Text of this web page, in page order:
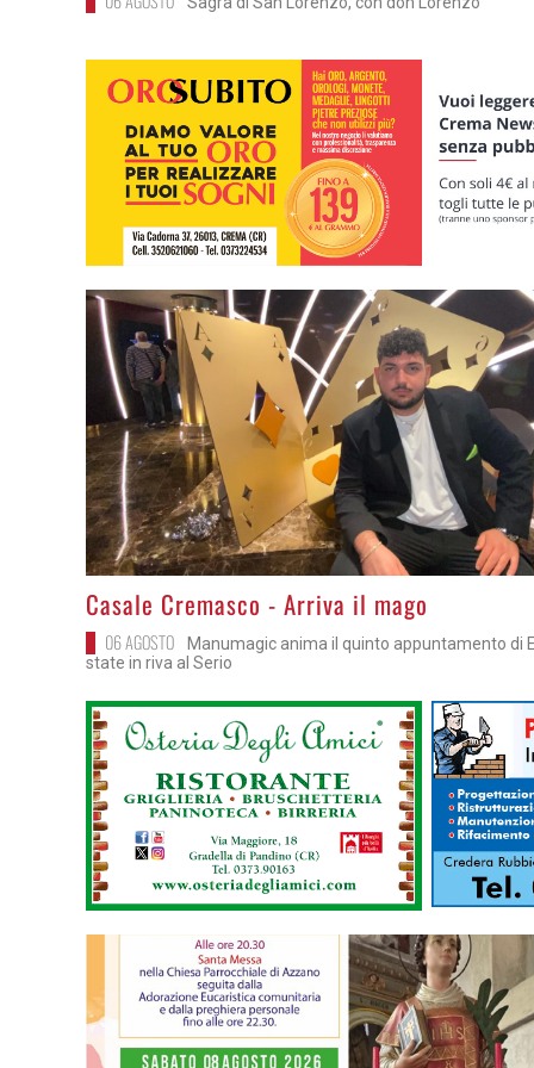
>
Casale Cremasco - Arriva il mago
06 AGOSTO
Manumagic anima il quinto appuntamento di
state in riva al Serio